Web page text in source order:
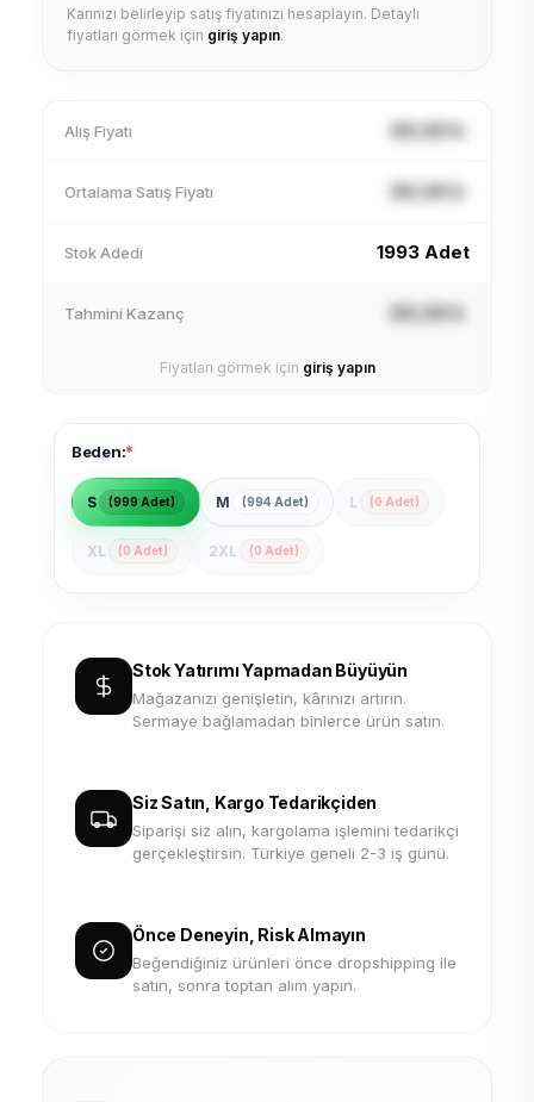
Karınızı belirleyip satış fiyatınızı hesaplayın. Detaylı
fiyatları görmek için giriş yapın.
Alış Fiyatı XX,XX ₺
Ortalama Satış Fiyatı XX,XX ₺
Stok Adedi 1993 Adet
Tahmini Kazanç XX,XX ₺
Fiyatları görmek için giriş yapın
Beden:*
S (999 Adet) M (994 Adet) L (0 Adet)
XL (0 Adet) 2XL (0 Adet)
Stok Yatırımı Yapmadan Büyüyün
Mağazanızı genişletin, kârınızı artırın.
Sermaye bağlamadan binlerce ürün satın.
Siz Satın, Kargo Tedarikçiden
Siparişi siz alın, kargolama işlemini tedarikçi
gerçekleştirsin. Türkiye geneli 2-3 iş günü.
Önce Deneyin, Risk Almayın
Beğendiğiniz ürünleri önce dropshipping ile
satın, sonra toptan alım yapın.